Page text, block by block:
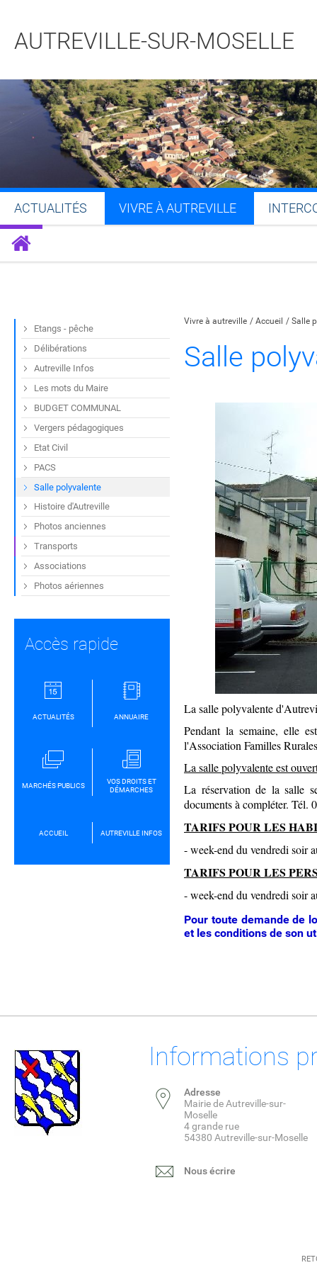
AUTREVILLE-SUR-MOSELLE
ACTUALITÉS VIVRE À AUTREVILLE
Vivre à autreville Accueil Salle
Salle
La salle polyvalente
Pendant la semaine, elle
l'Association Familles
La salle polyvalente est
La réservation de la salle
documents à compléter.
TARIFS POUR LES
- week-end du vendredi soir
TARIFS POUR LES
- week-end du vendredi soir
Pour toute demande de
et les conditions de son
Etangs - pêche
Délibérations
Autreville Infos
Les mots du Maire
BUDGET COMMUNAL
Vergers pédagogiques
Etat Civil
PACS
Salle polyvalente
Histoire d'Autreville
Photos anciennes
Transports
Associations
Photos aériennes
Accès rapide
ACTUALITÉS ANNUAIRE
MARCHÉS PUBLICS
VOS DROITS ET
DÉMARCHES
ACCUEIL AUTREVILLE INFOS
Informations
Adresse
Mairie de Autreville-sur-
Moselle
4 grande rue
54380 Autreville-sur-Moselle
Nous écrire